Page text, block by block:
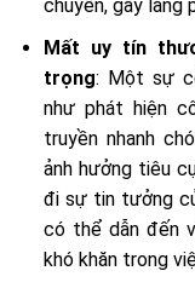
chuyển, gây lãng
Mất uy tín
trọng: Một sự
như phát hiện
truyền nhanh
ảnh hưởng tiêu
đi sự tin tưởng
có thể dẫn đến
khó khăn trong